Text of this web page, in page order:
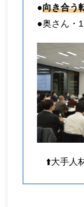
●向き合う
●奥さん・
⬆️大手人